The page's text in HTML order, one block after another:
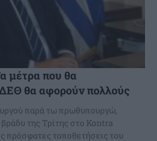
μέτρα που θα
θα αφορούν πολλούς
παρά τω πρωθυπουργώ,
της Τρίτης στο Kontra
πρόσφατες τοποθετήσεις του